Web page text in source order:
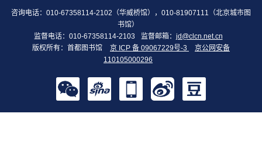
咨询电话：010-67358114-2102（华威桥馆），010-81907111（北京城市图
书馆）
监督电话：010-67358114-2103
监督邮箱： jd@clcn.net.cn
版权所有：首都图书馆
京 ICP 备 09067229号-3
京公网安备
110105000296